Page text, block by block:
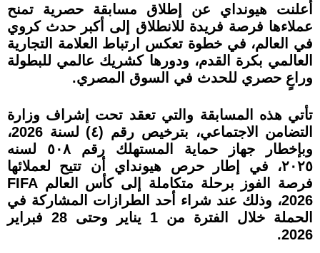
أعلنت هيونداي عن إطلاق مسابقة حصرية تمنح
عملاءها فرصة فريدة للانطلاق إلى أكبر حدث كروي
في العالم، في خطوة تعكس ارتباط العلامة التجارية
العالمي بكرة القدم، ودورها كشريك عالمي للبطولة
وراعٍ حصري للحدث في السوق المصري.
تأتي هذه المسابقة والتي تعقد تحت إشراف وزارة
التضامن الاجتماعي، بترخيص رقم (٤) لسنة 2026،
وبإخطار جهاز حماية المستهلك رقم ٥٠٨ لسنه
٢٠٢٥، في إطار حرص هيونداي أن تتيح لعملائها
فرصة الفوز برحلة متكاملة إلى كأس العالم FIFA
2026، وذلك عند شراء أحد الطرازات المشاركة في
الحملة خلال الفترة من 1 يناير وحتى 28 فبراير
2026.